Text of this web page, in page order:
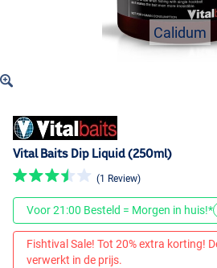
Calidum
Vital Baits Dip Liquid (250ml)
(1 Review)
Voor 21:00 Besteld = Morgen in huis!*
Fishtival Sale! Tot 20% extra korting!
verwerkt in de prijs.